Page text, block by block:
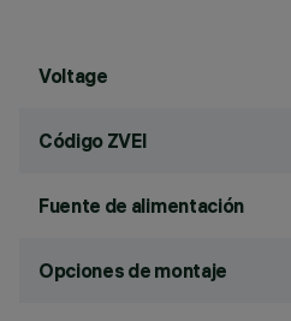
Voltage
Código ZVEI
Fuente de alimentación
Opciones de montaje